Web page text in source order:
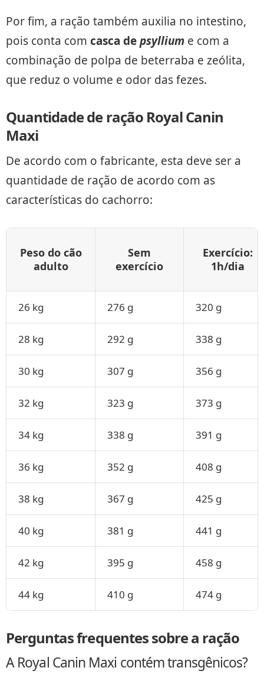
Por fim, a ração também auxilia no intestino,
pois conta com casca depsyllium e com a
combinação de polpa de beterraba e zeólita,
que reduz o volume e odor das fezes.
Quantidade de ração Royal Canin
Maxi
De acordo com o fabricante, esta deve ser a
quantidade de ração de acordo com as
características do cachorro:
Peso do cão
adulto
Sem
exercício
Exercício:
1h/dia
26 kg 276 g 320 g
28 kg 292 g 338 g
30 kg 307 g 356 g
32 kg 323 g 373 g
34 kg 338 g 391 g
36 kg 352 g 408 g
38 kg 367 g 425 g
40 kg 381 g 441 g
42 kg 395 g 458 g
44 kg 410 g 474 g
Perguntas frequentes sobre a ração
A Royal Canin Maxi contém transgênicos?